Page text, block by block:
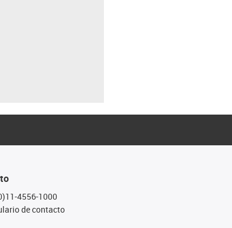
4556-1000
de contacto